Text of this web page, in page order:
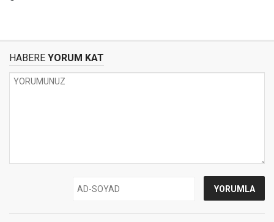
HABERE YORUM KAT